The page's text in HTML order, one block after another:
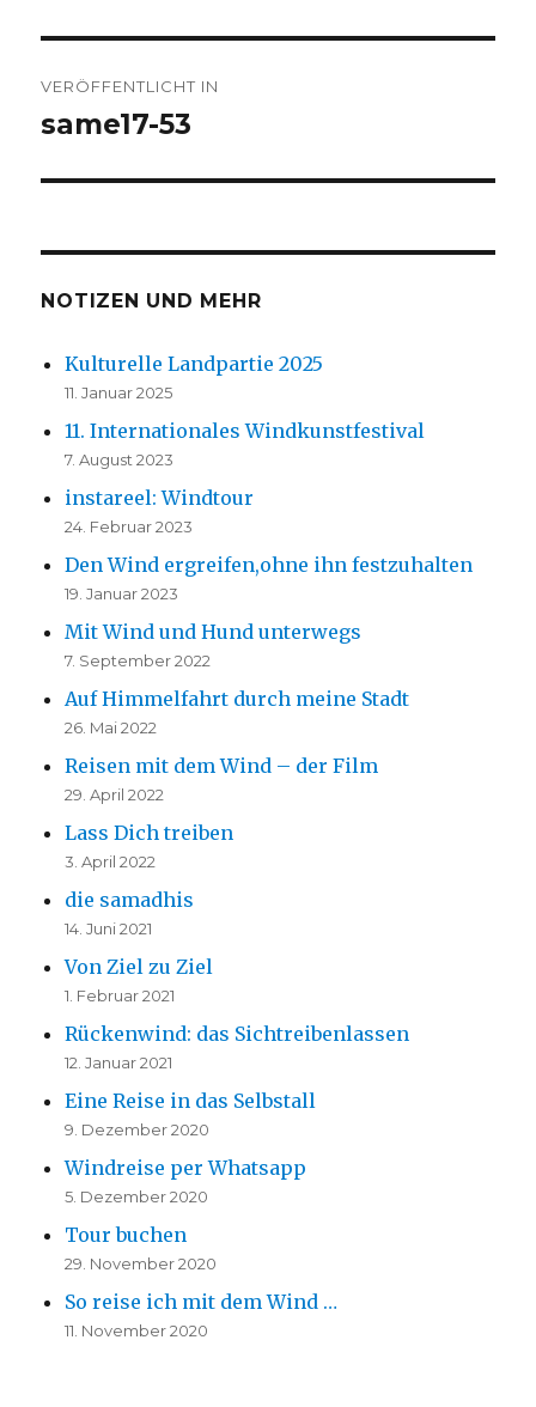
Navigation
VERÖFFENTLICHT IN
same17-53
NOTIZEN UND MEHR
Kulturelle Landpartie 2025
11. Januar 2025
11. Internationales Windkunstfestival
7. August 2023
instareel: Windtour
24. Februar 2023
Den Wind ergreifen,ohne ihn festzuhalten
19. Januar 2023
Mit Wind und Hund unterwegs
7. September 2022
Auf Himmelfahrt durch meine Stadt
26. Mai 2022
Reisen mit dem Wind – der Film
29. April 2022
Lass Dich treiben
3. April 2022
die samadhis
14. Juni 2021
Von Ziel zu Ziel
1. Februar 2021
Rückenwind: das Sichtreibenlassen
12. Januar 2021
Eine Reise in das Selbstall
9. Dezember 2020
Windreise per Whatsapp
5. Dezember 2020
Tour buchen
29. November 2020
So reise ich mit dem Wind …
11. November 2020